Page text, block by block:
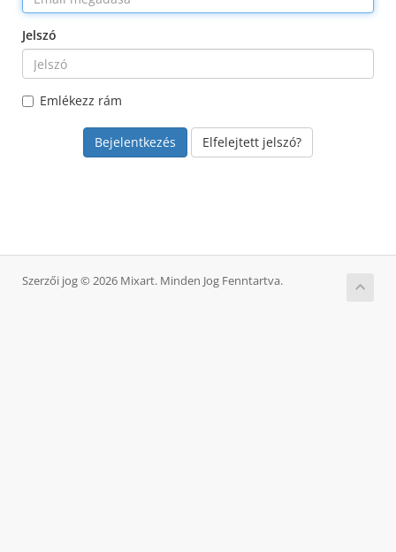
Jelszó
Emlékezz rám
Elfelejtett jelszó?
Szerzői jog © 2026 Mixart. Minden Jog Fenntartva.